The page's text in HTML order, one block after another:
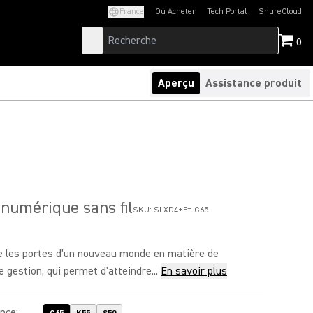
France Où Acheter Tech Portal
(Opens in a new tab)ShureCloud
(Opens in a new
0
Aperçu Assistance produit
sans filSKU: SLXD4+E=-G65
les portes d'un nouveau monde en matière de
gestion, qui permet d'atteindre... En savoir plus